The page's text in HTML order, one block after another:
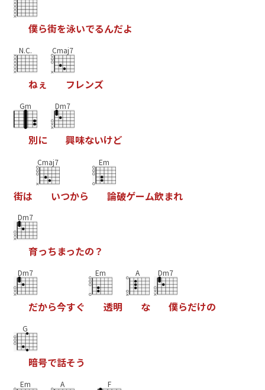
僕ら街を泳いでるんだよ
N.C.
ねぇ
Cmaj7
フ レンズ
Gm
別に
Dm7
興味ないけど
街は
Cmaj7
いつから
Em
論破ゲーム飲まれ
Dm7
育っちまったの ？
Dm7
だから今すぐ
Em
透明
A
な
Dm7
僕らだけの
G
暗号で話そう
Em A F